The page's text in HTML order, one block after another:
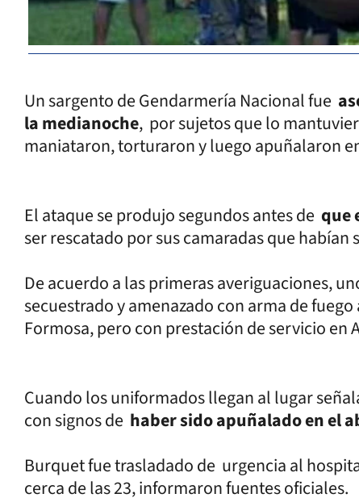
Un sargento de Gendarmería Nacional fue
la medianoche, por sujetos que lo
maniataron, torturaron y luego apuñalaron
El ataque se produjo segundos antes de que
ser rescatado por sus camaradas que
De acuerdo a las primeras averiguaciones,
secuestrado y amenazado con arma de
Formosa, pero con prestación de servicio en
Cuando los uniformados llegan al lugar
con signos de haber sido apuñalado en el
Burquet fue trasladado de urgencia al
cerca de las 23, informaron fuentes oficiales.